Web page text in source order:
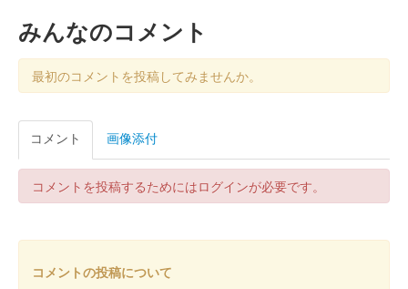
上田城 御城印 令和7年冬版
販売終了
上田城 御城印
上田城 御城印 令和7年 切り絵秋版 第2版
変更されている。
みんなのコメント
最初のコメントを投稿してみませんか。
コメント 画像添付
コメントを投稿するためにはログインが必要です。
コメントの投稿について